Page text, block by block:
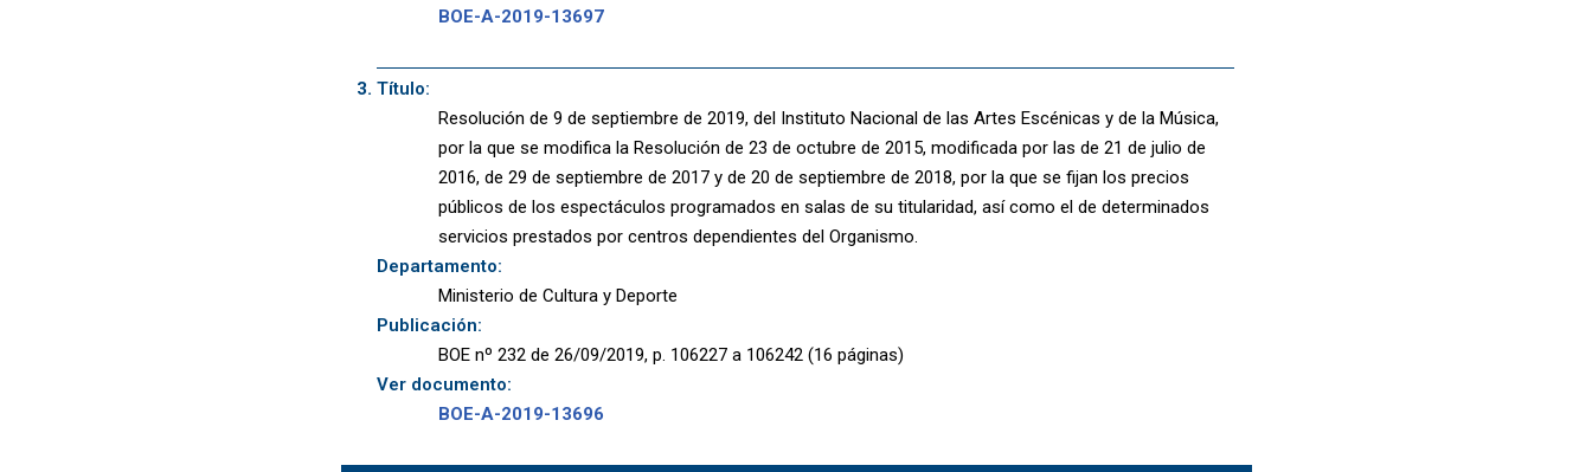
BOE-A-2019-13697
Título:
Resolución de 9 de septiembre de 2019, del Instituto Nacional de las Artes Escénicas y de la Música,
por la que se modifica la Resolución de 23 de octubre de 2015, modificada por las de 21 de julio de
2016, de 29 de septiembre de 2017 y de 20 de septiembre de 2018, por la que se fijan los precios
públicos de los espectáculos programados en salas de su titularidad, así como el de determinados
servicios prestados por centros dependientes del Organismo.
Departamento:
Ministerio de Cultura y Deporte
Publicación:
BOE nº 232 de 26/09/2019, p. 106227 a 106242 (16 páginas)
Ver documento:
BOE-A-2019-13696